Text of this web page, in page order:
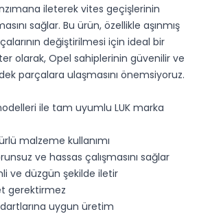
ileterek vites geçişlerinin
sağlar. Bu ürün, özellikle aşınmış
değiştirilmesi için ideal bir
olarak, Opel sahiplerinin güvenilir ve
parçalara ulaşmasını önemsiyoruz.
ile tam uyumlu LUK marka
malzeme kullanımı
ve hassas çalışmasını sağlar
ve düzgün şekilde iletir
gerektirmez
uygun üretim